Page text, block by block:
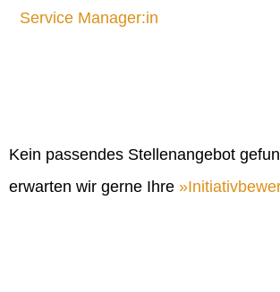
Service Manager:in
Kein passendes Stellenangebot
erwarten wir gerne Ihre